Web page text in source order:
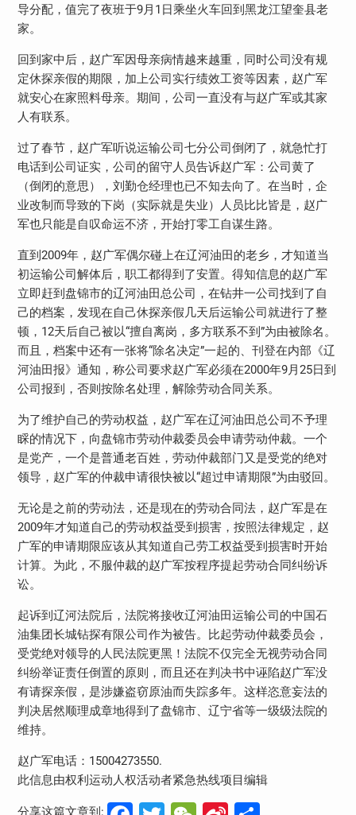
导分配，值完了夜班于9月1日乘坐火车回到黑龙江望奎县老
家。
回到家中后，赵广军因母亲病情越来越重，同时公司没有规
定休探亲假的期限，加上公司实行绩效工资等因素，赵广军
就安心在家照料母亲。期间，公司一直没有与赵广军或其家
人有联系。
过了春节，赵广军听说运输公司七分公司倒闭了，就急忙打
电话到公司证实，公司的留守人员告诉赵广军：公司黄了
（倒闭的意思），刘勤仓经理也已不知去向了。在当时，企
业改制而导致的下岗（实际就是失业）人员比比皆是，赵广
军也只能是自叹命运不济，开始打零工自谋生路。
直到2009年，赵广军偶尔碰上在辽河油田的老乡，才知道当
初运输公司解体后，职工都得到了安置。得知信息的赵广军
立即赶到盘锦市的辽河油田总公司，在钻井一公司找到了自
己的档案，发现在自己休探亲假几天后运输公司就进行了整
顿，12天后自己被以“擅自离岗，多方联系不到”为由被除名。
而且，档案中还有一张将“除名决定”一起的、刊登在内部《辽
河油田报》通知，称公司要求赵广军必须在2000年9月25日到
公司报到，否则按除名处理，解除劳动合同关系。
为了维护自己的劳动权益，赵广军在辽河油田总公司不予理
睬的情况下，向盘锦市劳动仲裁委员会申请劳动仲裁。一个
是党产，一个是普通老百姓，劳动仲裁部门又是受党的绝对
领导，赵广军的仲裁申请很快被以“超过申请期限”为由驳回。
无论是之前的劳动法，还是现在的劳动合同法，赵广军是在
2009年才知道自己的劳动权益受到损害，按照法律规定，赵
广军的申请期限应该从其知道自己劳工权益受到损害时开始
计算。为此，不服仲裁的赵广军按程序提起劳动合同纠纷诉
讼。
起诉到辽河法院后，法院将接收辽河油田运输公司的中国石
油集团长城钻探有限公司作为被告。比起劳动仲裁委员会，
受党绝对领导的人民法院更黑！法院不仅完全无视劳动合同
纠纷举证责任倒置的原则，而且还在判决书中诬陷赵广军没
有请探亲假，是涉嫌盗窃原油而失踪多年。这样恣意妄法的
判决居然顺理成章地得到了盘锦市、辽宁省等一级级法院的
维持。
赵广军电话：15004273550.
此信息由权利运动人权活动者紧急热线项目编辑